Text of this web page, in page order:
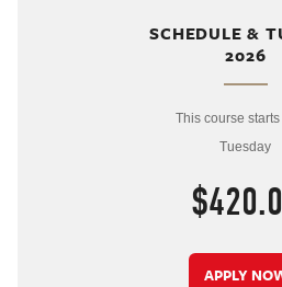
SCHEDULE &
2026
This course
Tuesday
APPLY